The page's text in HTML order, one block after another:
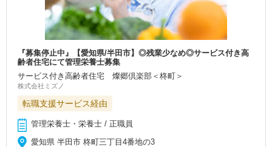
『募集停止中』【愛知県/半田市】◎残業少なめ◎サービス付き高
齢者住宅にて管理栄養士募集
サービス付き高齢者住宅 燦郷倶楽部＜柊町＞
株式会社ミズノ
転職支援サービス経由
管理栄養士・栄養士 / 正職員
愛知県 半田市 柊町三丁目4番地の3